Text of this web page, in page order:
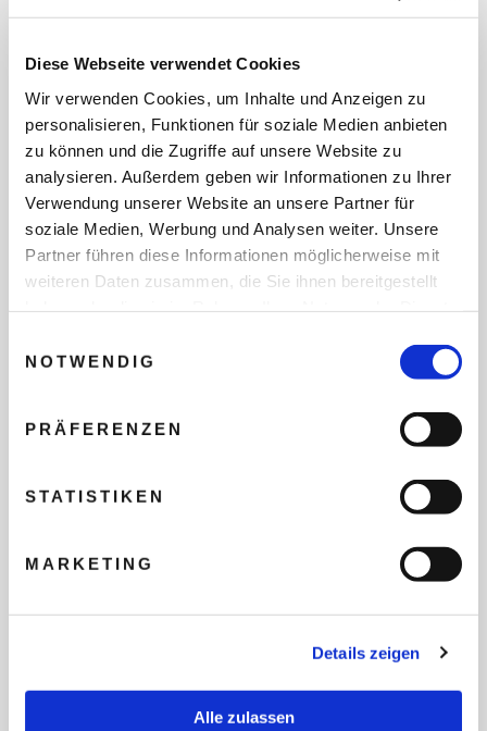
Diese Webseite verwendet Cookies
Wir verwenden Cookies, um Inhalte und Anzeigen zu
personalisieren, Funktionen für soziale Medien anbieten
zu können und die Zugriffe auf unsere Website zu
analysieren. Außerdem geben wir Informationen zu Ihrer
Verwendung unserer Website an unsere Partner für
soziale Medien, Werbung und Analysen weiter. Unsere
Partner führen diese Informationen möglicherweise mit
weiteren Daten zusammen, die Sie ihnen bereitgestellt
NOTWENDIG
PRÄFERENZEN
STATISTIKEN
MARKETING
Details zeigen
Alle zulassen
REISEDATEN
REISEZEITRAUM
ANZAHL ERWACHSENE
ANZAHL KINDER
REISEDAUER/NÄCHTE
FLUG GEWÜNSCHT
PRÄFERIERTER ABFLUGHAFEN